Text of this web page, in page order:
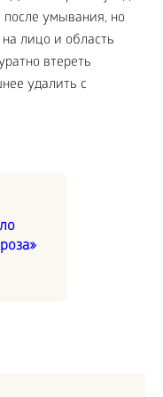
умывания, но
лицо и область
втереть
удалить с